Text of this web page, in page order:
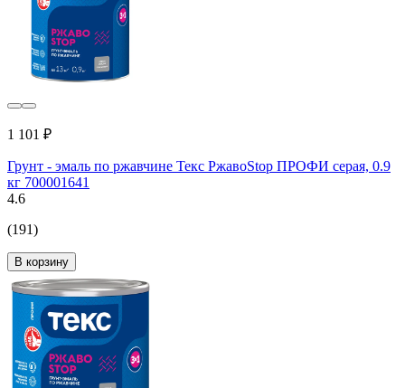
1 101 ₽
Грунт - эмаль по ржавчине Текс РжавоStop ПРОФИ серая, 0.9
кг 700001641
4.6
(191)
В корзину